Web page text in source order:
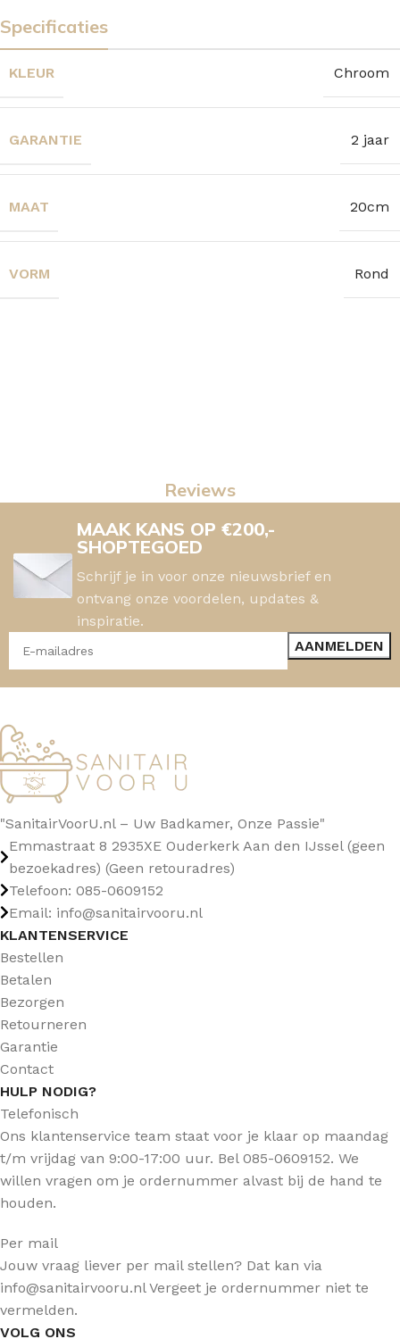
Specificaties
KLEUR Chroom
GARANTIE 2 jaar
MAAT 20cm
VORM Rond
Reviews
MAAK KANS OP €200,-
SHOPTEGOED
Schrijf je in voor onze nieuwsbrief en
ontvang onze voordelen, updates &
inspiratie.
"SanitairVoorU.nl – Uw Badkamer, Onze Passie"
Emmastraat 8 2935XE Ouderkerk Aan den IJssel (geen
bezoekadres) (Geen retouradres)
Telefoon: 085-0609152
Email: info@sanitairvooru.nl
KLANTENSERVICE
Bestellen
Betalen
Bezorgen
Retourneren
Garantie
Contact
HULP NODIG?
Telefonisch
Ons klantenservice team staat voor je klaar op maandag
t/m vrijdag van 9:00-17:00 uur. Bel 085-0609152. We
willen vragen om je ordernummer alvast bij de hand te
houden.
Per mail
Jouw vraag liever per mail stellen? Dat kan via
info@sanitairvooru.nl Vergeet je ordernummer niet te
vermelden.
VOLG ONS